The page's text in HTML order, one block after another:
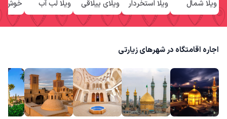
ویلا شمال ویلا استخردار ویلای ییلاقی ویلا لب آب خوش
اجاره اقامتگاه در شهرهای زیارتی